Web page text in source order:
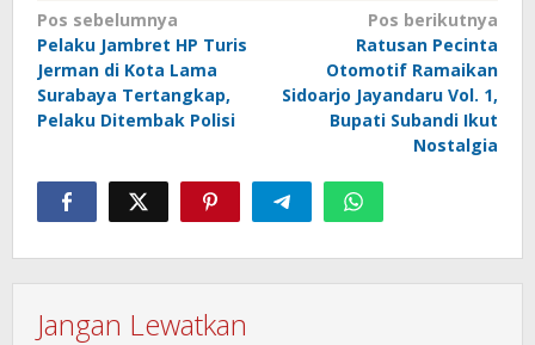
Navigasi
pos
Pos sebelumnya
Pelaku Jambret HP Turis
Jerman di Kota Lama
Surabaya Tertangkap,
Pelaku Ditembak Polisi
Pos berikutnya
Ratusan Pecinta
Otomotif Ramaikan
Sidoarjo Jayandaru Vol. 1,
Bupati Subandi Ikut
Nostalgia
Jangan Lewatkan